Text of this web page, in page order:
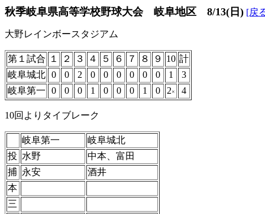
秋季岐阜県高等学校野球大会 岐阜地区 8/13(日) [戻
大野レインボースタジアム
第１試合 １ ２ ３ ４ ５ ６ ７ ８ ９ 10 計
岐阜城北 0 0 2 0 0 0 0 0 0 1
3
岐阜第一
0 0 0 1 0 0 0 1 0 2× 4
10回よりタイブレーク
岐阜第一
岐阜城北
投 水野
中本、富田
捕 永安
酒井
本
三